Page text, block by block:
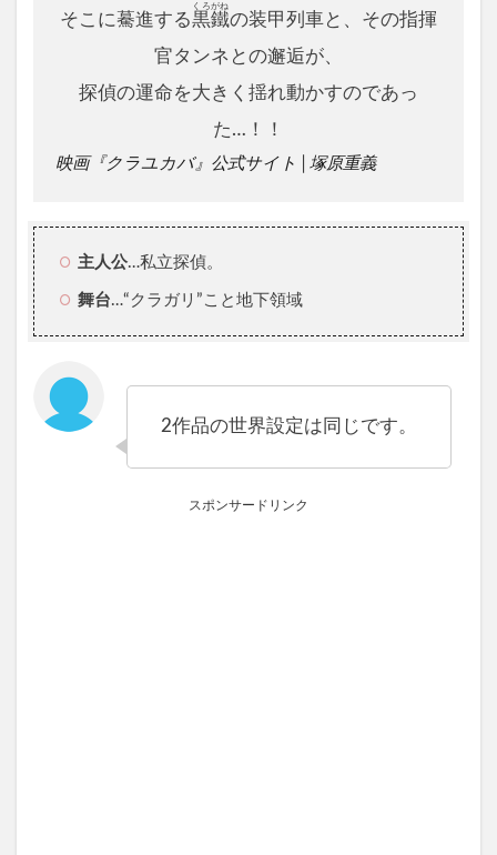
そこに驀進する黒鐵
くろがね
の装甲列車と、その指揮
官タンネとの邂逅が、
探偵の運命を大きく揺れ動かすのであっ
た…！！
映画『クラユカバ』公式サイト│塚原重義
主人公…私立探偵。
舞台…“クラガリ”こと地下領域
2作品の世界設定は同じです。
スポンサードリンク